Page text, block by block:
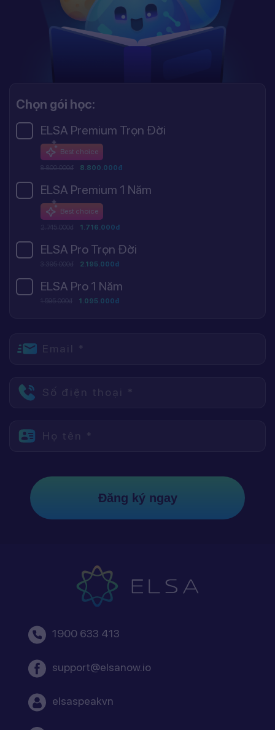
Chọn gói học:
ELSA Premium Trọn Đời
Best choice
8.800.000đ 8.800.000đ
ELSA Premium 1 Năm
Best choice
2.745.000đ 1.716.000đ
ELSA Pro Trọn Đời
3.395.000đ 2.195.000đ
ELSA Pro 1 Năm
1.595.000đ 1.095.000đ
Email *
Số điện thoại *
Họ tên *
Đăng ký ngay
1900 633 413
support@elsanow.io
elsaspeakvn